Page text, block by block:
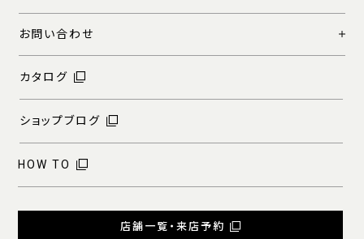
お問い合わせ
カタログ
ショップブログ
HOW TO
店舗一覧・来店予約